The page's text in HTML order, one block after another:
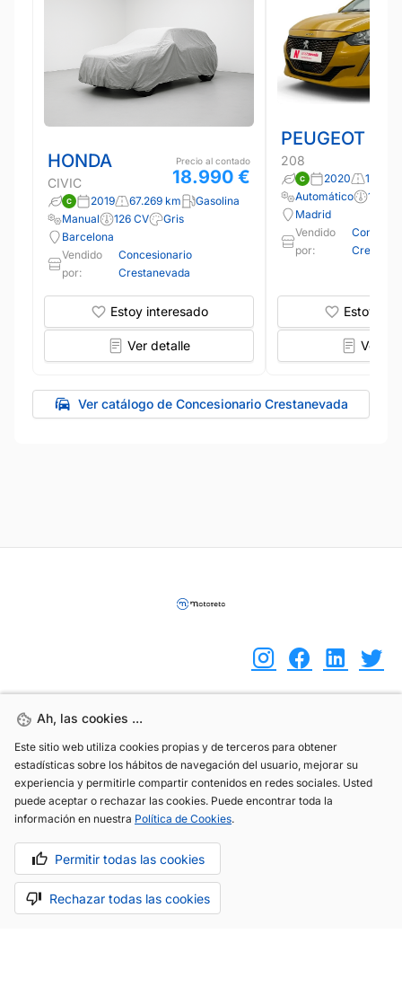
HONDA
CIVIC
Precio al contado
18.990 €
2019 67.269 km
Gasolina
Manual
126 CV
Gris
Barcelona
Vendido
por:
Concesionario
Crestanevada
Estoy interesado
Ver detalle
PEUGEOT
208
2020
Automático
101 CV
Madrid
Vendido
por:
Estoy
Ver
Ver catálogo de Concesionario Crestanevada
Ah, las cookies ...
Este sitio web utiliza cookies propias y de terceros para obtener
estadísticas sobre los hábitos de navegación del usuario, mejorar su
experiencia y permitirle compartir contenidos en redes sociales. Usted
puede aceptar o rechazar las cookies. Puede encontrar toda la
información en nuestra Política de Cookies.
Permitir todas las cookies
Rechazar todas las cookies
Ah, las cookies ...
Este sitio web utiliza cookies propias y de terceros para obtener
estadísticas sobre los hábitos de navegación del usuario, mejorar su
experiencia y permitirle compartir contenidos en redes sociales. Usted
puede aceptar o rechazar las cookies. Puede encontrar toda la
información en nuestra Política de Cookies.
Permitir todas las cookies
Rechazar todas las cookies
info@motoreto.com
Aviso legal Política de cookies